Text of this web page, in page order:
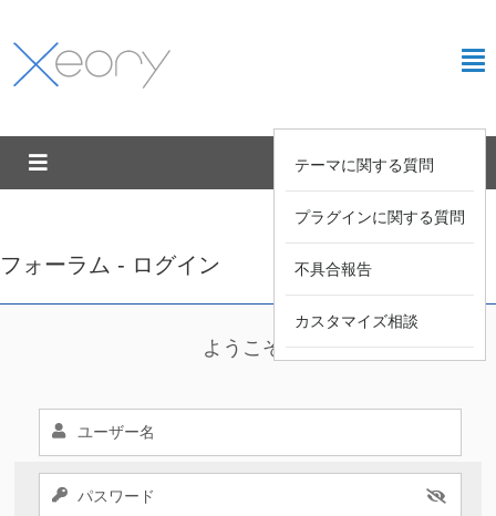
テーマに関する質問
プラグインに関する質問
不具合報告
カスタマイズ相談
フォーラム - ログイン
ようこそ !